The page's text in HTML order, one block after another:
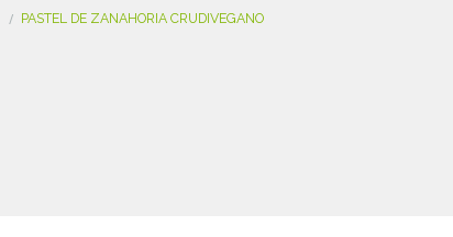
PASTEL DE ZANAHORIA CRUDIVEGANO